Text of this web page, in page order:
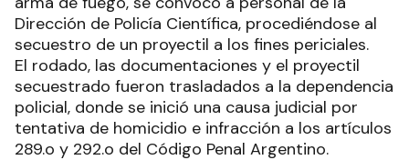
Dirección de Policía Científica, procediéndose al
secuestro de un proyectil a los fines periciales.
El rodado, las documentaciones y el proyectil
secuestrado fueron trasladados a la dependencia
policial, donde se inició una causa judicial por
tentativa de homicidio e infracción a los artículos
289.o y 292.o del Código Penal Argentino.